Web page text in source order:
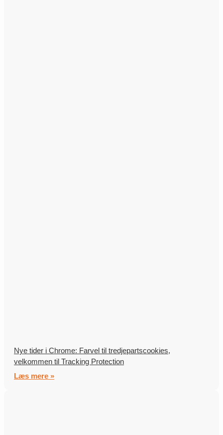
Nye tider i Chrome: Farvel til tredjepartscookies,
velkommen til Tracking Protection
Læs mere »